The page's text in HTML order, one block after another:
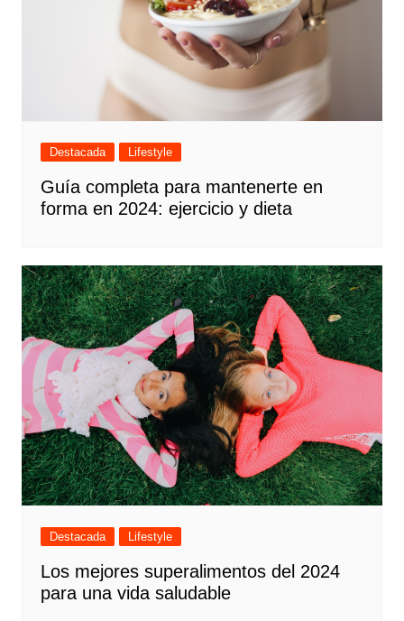
Destacada Lifestyle
Guía completa para mantenerte en
forma en 2024: ejercicio y dieta
Destacada Lifestyle
Los mejores superalimentos del 2024
para una vida saludable